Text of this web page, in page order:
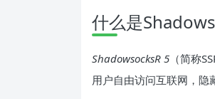
什么是
ShadowsocksR 5 （简称
用户自由访问互联网，隐